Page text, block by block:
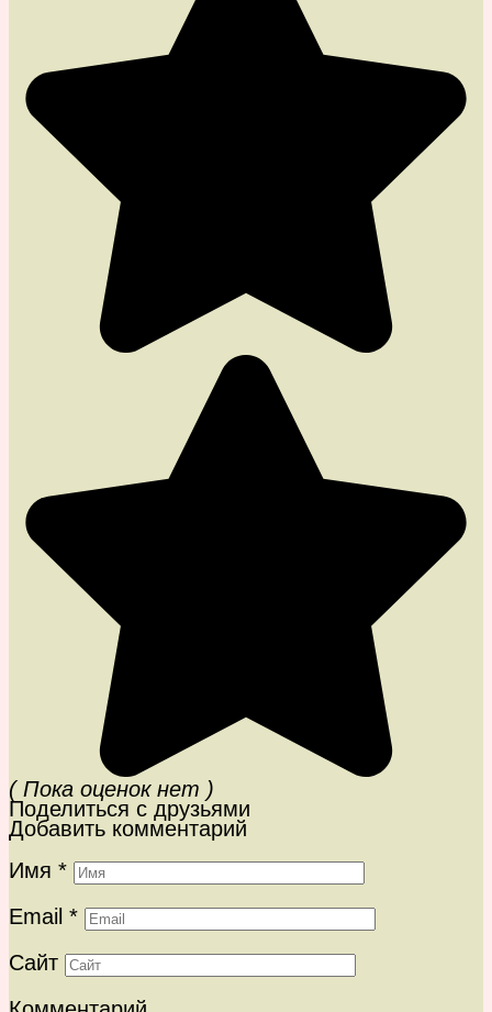
( Пока оценок нет )
Поделиться с друзьями
Добавить комментарий
Имя *
Email *
Сайт